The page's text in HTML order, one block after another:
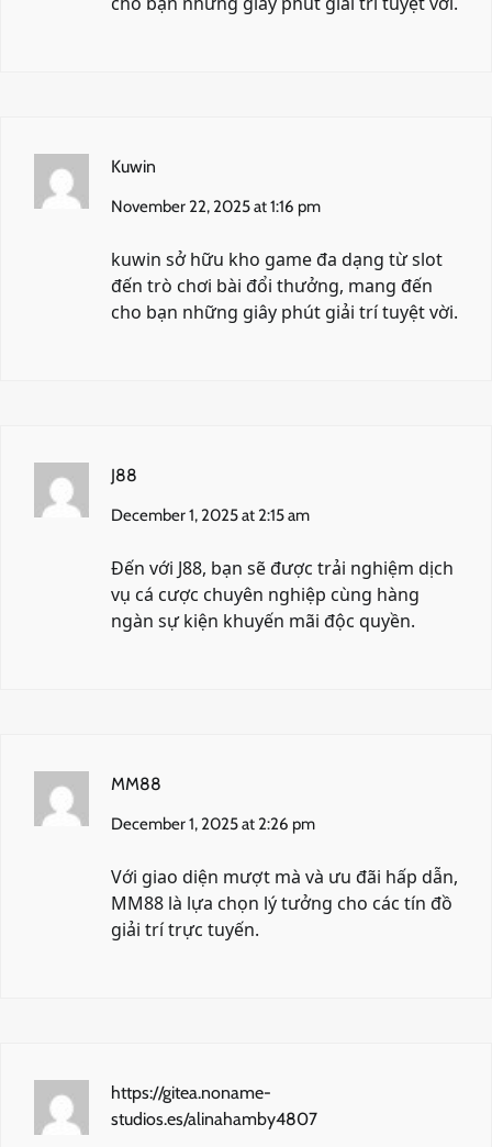
Kuwin
November 22, 2025 at 1:16 pm
kuwin sở hữu kho game đa dạng từ slot
đến trò chơi bài đổi thưởng, mang đến
cho bạn những giây phút giải trí tuyệt vời.
J88
December 1, 2025 at 2:15 am
Đến với J88, bạn sẽ được trải nghiệm dịch
vụ cá cược chuyên nghiệp cùng hàng
ngàn sự kiện khuyến mãi độc quyền.
MM88
December 1, 2025 at 2:26 pm
Với giao diện mượt mà và ưu đãi hấp dẫn,
MM88 là lựa chọn lý tưởng cho các tín đồ
giải trí trực tuyến.
https://gitea.noname-
studios.es/alinahamby4807